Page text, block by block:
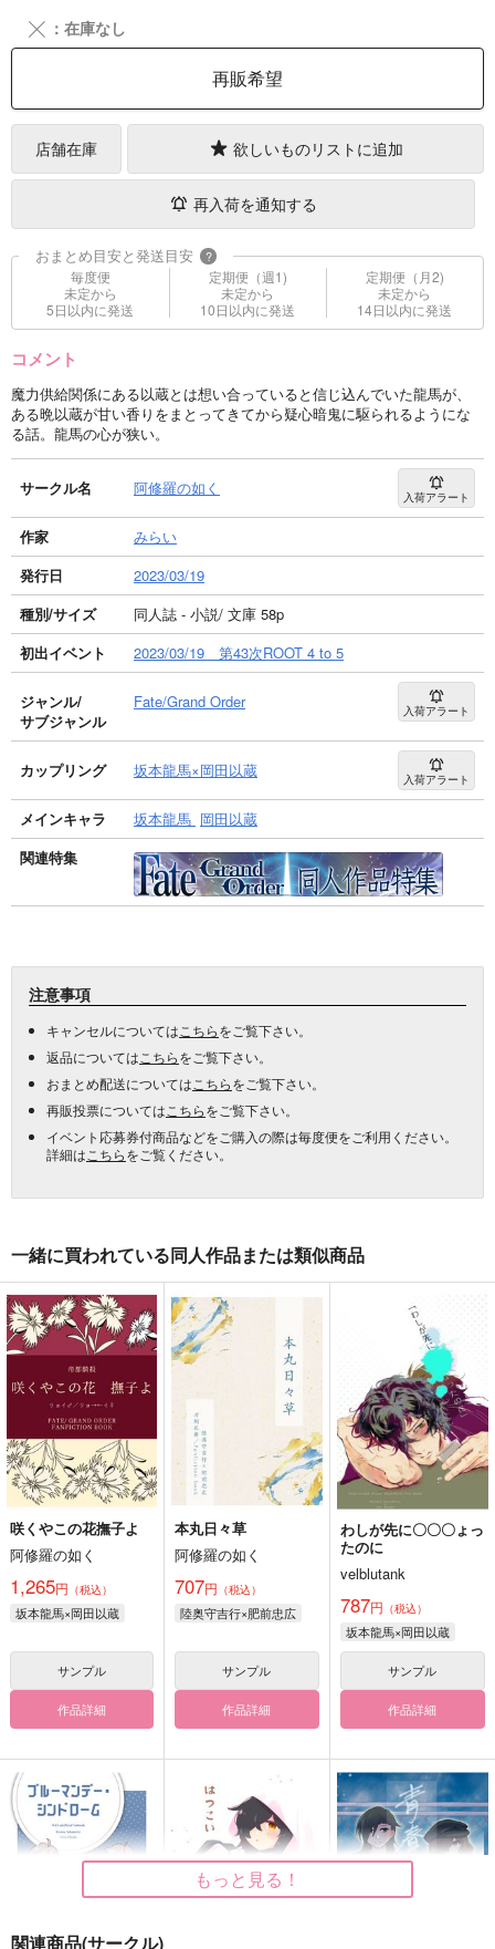
╳ ：在庫なし
再販希望
店舗在庫 欲しいものリストに追加
再入荷を通知する
おまとめ目安と発送目安 ?
毎度便
未定から
5日以内に発送
定期便（週1)
未定から
10日以内に発送
定期便（月2)
未定から
14日以内に発送
コメント
魔力供給関係にある以蔵とは想い合っていると信じ込んでいた龍馬が、
ある晩以蔵が甘い香りをまとってきてから疑心暗鬼に駆られるようにな
る話。龍馬の心が狭い。
サークル名 阿修羅の如く 入荷アラート
作家
みらい
発行日
2023/03/19
種別/サイズ
同人誌 - 小説/ 文庫 58p
初出イベント
2023/03/19 第43次ROOT 4 to 5
ジャンル/
サブジャンル
Fate/Grand Order 入荷アラート
カップリング 坂本龍馬×岡田以蔵 入荷アラート
メインキャラ 坂本龍馬 岡田以蔵
関連特集
注意事項
キャンセルについては こちらをご覧下さい。
返品については こちらをご覧下さい。
おまとめ配送については こちらをご覧下さい。
再販投票については こちらをご覧下さい。
イベント応募券付商品などをご購入の際は毎度便をご利用ください。
詳細は こちらをご覧ください。
一緒に買われている同人作品または類似商品
咲くやこの花撫子よ
阿修羅の如く
1,265円 （税込）
坂本龍馬×岡田以蔵
サンプル
作品詳細
本丸日々草
阿修羅の如く
707円 （税込）
陸奥守吉行×肥前忠広
サンプル
作品詳細
わしが先に〇〇〇ょっ
たのに
velblutank
787円 （税込）
坂本龍馬×岡田以蔵
サンプル
作品詳細
もっと見る！
関連商品(サークル)